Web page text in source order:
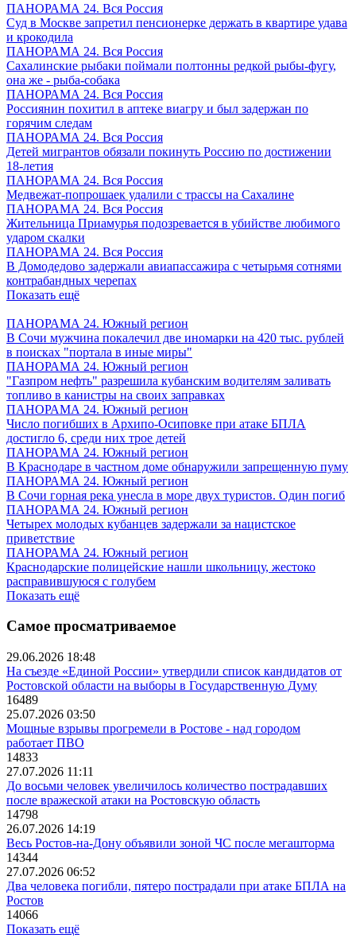
ПАНОРАМА 24. Вся Россия
Суд в Москве запретил пенсионерке держать в квартире удава
и крокодила
ПАНОРАМА 24. Вся Россия
Сахалинские рыбаки поймали полтонны редкой рыбы-фугу,
она же - рыба-собака
ПАНОРАМА 24. Вся Россия
Россиянин похитил в аптеке виагру и был задержан по
горячим следам
ПАНОРАМА 24. Вся Россия
Детей мигрантов обязали покинуть Россию по достижении
18-летия
ПАНОРАМА 24. Вся Россия
Медвежат-попрошаек удалили с трассы на Сахалине
ПАНОРАМА 24. Вся Россия
Жительница Приамурья подозревается в убийстве любимого
ударом скалки
ПАНОРАМА 24. Вся Россия
В Домодедово задержали авиапассажира с четырьмя сотнями
контрабандных черепах
Показать ещё
ПАНОРАМА 24. Южный регион
В Сочи мужчина покалечил две иномарки на 420 тыс. рублей
в поисках "портала в иные миры"
ПАНОРАМА 24. Южный регион
"Газпром нефть" разрешила кубанским водителям заливать
топливо в канистры на своих заправках
ПАНОРАМА 24. Южный регион
Число погибших в Архипо-Осиповке при атаке БПЛА
достигло 6, среди них трое детей
ПАНОРАМА 24. Южный регион
В Краснодаре в частном доме обнаружили запрещенную пуму
ПАНОРАМА 24. Южный регион
В Сочи горная река унесла в море двух туристов. Один погиб
ПАНОРАМА 24. Южный регион
Четырех молодых кубанцев задержали за нацистское
приветствие
ПАНОРАМА 24. Южный регион
Краснодарские полицейские нашли школьницу, жестоко
расправившуюся с голубем
Показать ещё
Самое просматриваемое
29.06.2026 18:48
На съезде «Единой России» утвердили список кандидатов от
Ростовской области на выборы в Государственную Думу
16489
25.07.2026 03:50
Мощные взрывы прогремели в Ростове - над городом
работает ПВО
14833
27.07.2026 11:11
До восьми человек увеличилось количество пострадавших
после вражеской атаки на Ростовскую область
14798
26.07.2026 14:19
Весь Ростов-на-Дону объявили зоной ЧС после мегашторма
14344
27.07.2026 06:52
Два человека погибли, пятеро пострадали при атаке БПЛА на
Ростов
14066
Показать ещё